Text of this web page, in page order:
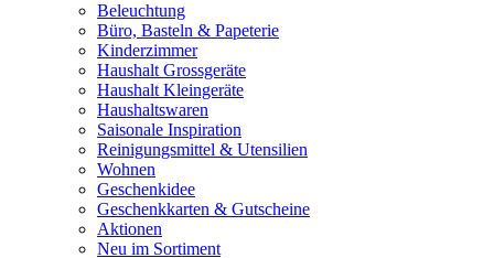
Beleuchtung
Büro, Basteln & Papeterie
Kinderzimmer
Haushalt Grossgeräte
Haushalt Kleingeräte
Haushaltswaren
Saisonale Inspiration
Reinigungsmittel & Utensilien
Wohnen
Geschenkidee
Geschenkkarten & Gutscheine
Aktionen
Neu im Sortiment